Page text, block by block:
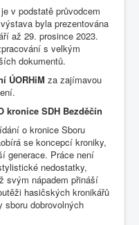
v podstatě průvodcem
byla prezentována
až 29. prosince 2023.
s velkým
dokumentů.
ÚORHiM za zajímavou
kronice SDH Bezděčín
o kronice Sboru
se koncepcí kroniky,
generace. Práce není
nedostatky,
svým nápadem přináší
hasičských kronikářů
sboru dobrovolných